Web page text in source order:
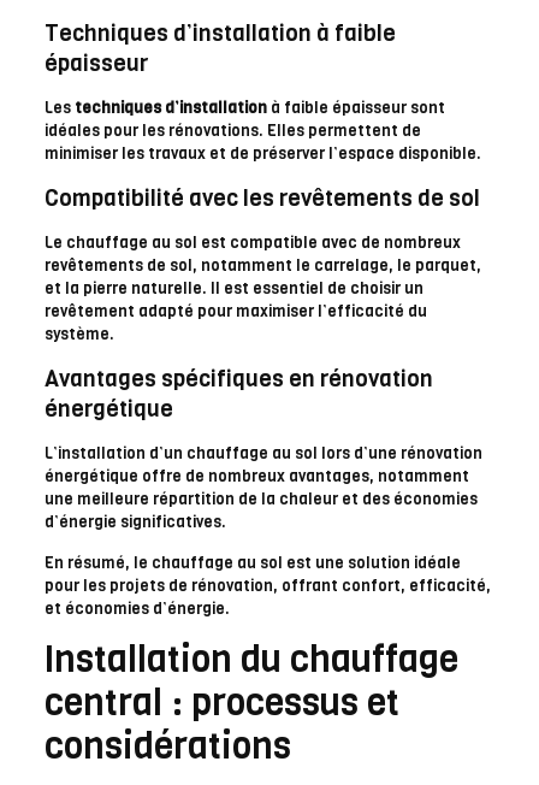
Techniques d’installation à faible
épaisseur
Les techniques d’installationà faible épaisseur sont
idéales pour les rénovations. Elles permettent de
minimiser les travaux et de préserver l’espace disponible.
Compatibilité avec les revêtements de sol
Le chauffage au sol est compatible avec de nombreux
revêtements de sol, notamment le carrelage, le parquet,
et la pierre naturelle. Il est essentiel de choisir un
revêtement adapté pour maximiser l’efficacité du
système.
Avantages spécifiques en rénovation
énergétique
L’installation d’un chauffage au sol lors d’une rénovation
énergétique offre de nombreux avantages, notamment
une meilleure répartition de la chaleur et des économies
d’énergie significatives.
En résumé, le chauffage au sol est une solution idéale
pour les projets de rénovation, offrant confort, efficacité,
et économies d’énergie.
Installation du chauffage
central : processus et
considérations